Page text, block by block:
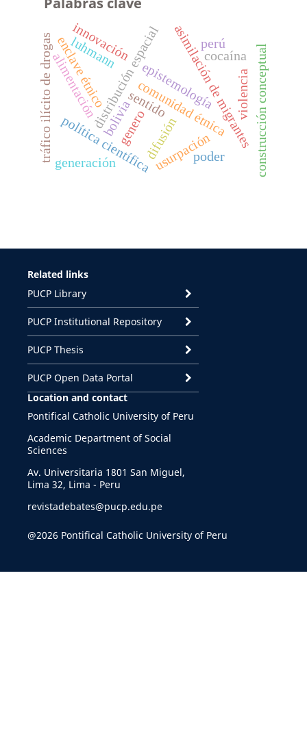
distribución espacialasimilación de migrantes
enclave étnico comunidad étnica
epistemología
sentido
luhmann construcción conceptual
tráfico ilícito de drogas cocaína
política científicadifusión
innovación
violencia
usurpación
alimentación
generación
genero
poder
perú
bolivia
Related links
PUCP Library
PUCP Institutional Repository
PUCP Thesis
PUCP Open Data Portal
Location and contact
Pontifical Catholic University of Peru
Academic Department of Social
Sciences
Av. Universitaria 1801 San Miguel,
Lima 32, Lima - Peru
revistadebates@pucp.edu.pe
@2026 Pontifical Catholic University of Peru